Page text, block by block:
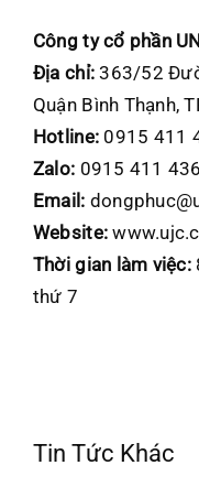
Công ty cổ phần
Địa chỉ: 363/52
Quận Bình Thạnh,
Hotline: 0915 411
Zalo: 0915 411 436
Email:
Website:
Thời gian làm việc:
thứ 7
Tin Tức Khác